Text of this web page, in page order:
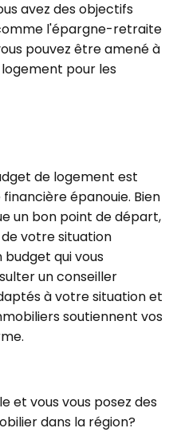
avez des objectifs
l'épargne-retraite
pouvez être amené à
pour les
de logement est
épanouie. Bien
un bon point de départ,
votre situation
qui vous
un conseiller
à votre situation et
soutiennent vos
et vous vous posez des
dans la région?